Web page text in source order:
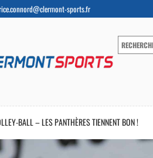
sports.fr
BALL – LES PANTHÈRES TIENNENT BON !